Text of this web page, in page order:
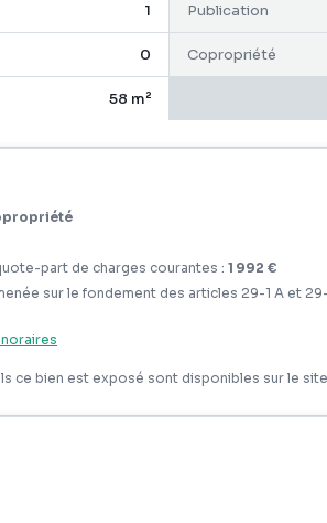
:
placement serein et immédiat.
! Contactez-nous dès aujourd'hui pour
1 Publication
0 Copropriété
58 m²
part de charges courantes : 1 992 €
sur le fondement des articles 29-1 A et
ce bien est exposé sont disponibles sur le